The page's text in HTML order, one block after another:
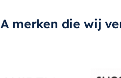
A merken die wij